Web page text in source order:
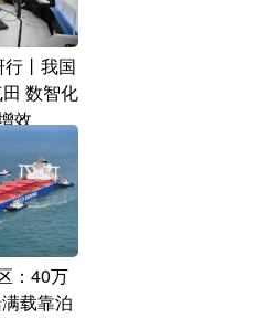
丨我国
数智化
效
：40万
载靠泊